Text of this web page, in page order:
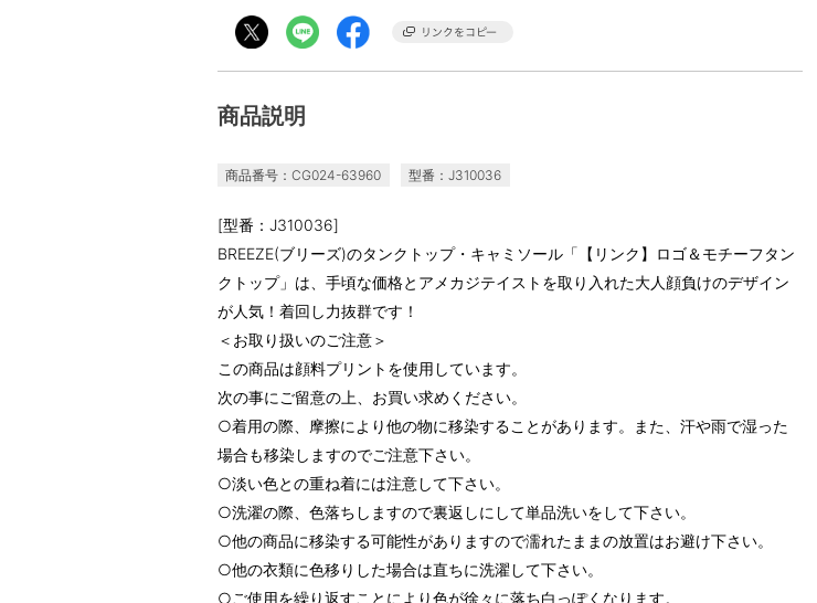
商品説明
商品番号：CG024-63960 型番：J310036
[型番：J310036]
BREEZE(ブリーズ)のタンクトップ・キャミソール「【リンク】ロゴ＆モチーフタン
クトップ」は、手頃な価格とアメカジテイストを取り入れた大人顔負けのデザイン
が人気！着回し力抜群です！
＜お取り扱いのご注意＞
この商品は顔料プリントを使用しています。
次の事にご留意の上、お買い求めください。
○着用の際、摩擦により他の物に移染することがあります。また、汗や雨で湿った
場合も移染しますのでご注意下さい。
○淡い色との重ね着には注意して下さい。
○洗濯の際、色落ちしますので裏返しにして単品洗いをして下さい。
○他の商品に移染する可能性がありますので濡れたままの放置はお避け下さい。
○他の衣類に色移りした場合は直ちに洗濯して下さい。
○ご使用を繰り返すことにより色が徐々に落ち白っぽくなります。